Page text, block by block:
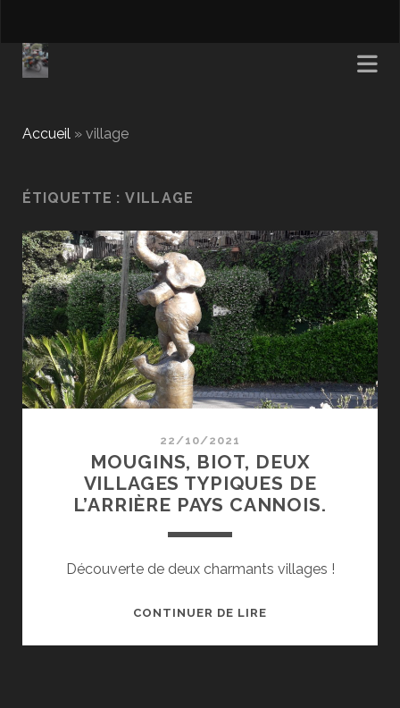
Accueil» village
ÉTIQUETTE :VILLAGE
22/10/2021
MOUGINS, BIOT, DEUX
VILLAGES TYPIQUES DE
L’ARRIÈRE PAYS CANNOIS.
Découverte de deux charmants villages !
CONTINUER DE LIRE